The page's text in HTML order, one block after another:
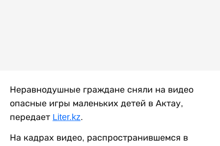
Неравнодушные граждане сняли на видео
опасные игры маленьких детей в Актау,
передает Liter.kz.
На кадрах видео, распространившемся в